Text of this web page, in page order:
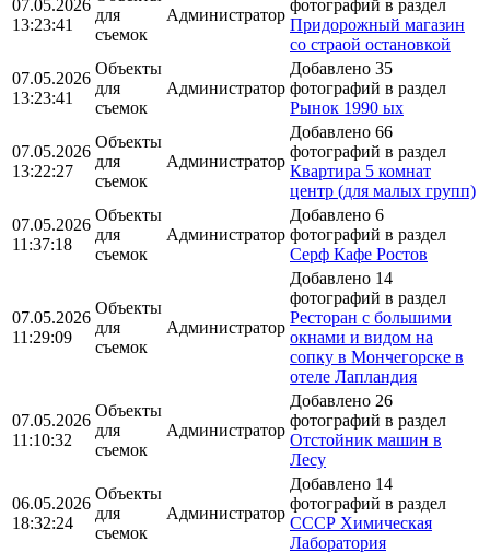
07.05.2026
13:23:41
для
съемок
Администратор
фотографий в раздел
Придорожный магазин
со страой остановкой
07.05.2026
13:23:41
Объекты
для
съемок
Администратор
Добавлено 35
фотографий в раздел
Рынок 1990 ых
07.05.2026
13:22:27
Объекты
для
съемок
Администратор
Добавлено 66
фотографий в раздел
Квартира 5 комнат
центр (для малых групп)
07.05.2026
11:37:18
Объекты
для
съемок
Администратор
Добавлено 6
фотографий в раздел
Серф Кафе Ростов
07.05.2026
11:29:09
Объекты
для
съемок
Администратор
Добавлено 14
фотографий в раздел
Ресторан с большими
окнами и видом на
сопку в Мончегорске в
отеле Лапландия
07.05.2026
11:10:32
Объекты
для
съемок
Администратор
Добавлено 26
фотографий в раздел
Отстойник машин в
Лесу
06.05.2026
18:32:24
Объекты
для
съемок
Администратор
Добавлено 14
фотографий в раздел
СССР Химическая
Лаборатория